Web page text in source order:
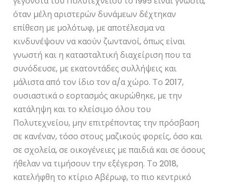
όταν μέλη αριστερών δυνάμεων δέχτηκαν
επίθεση με μολότωφ, με αποτέλεσμα να
κινδυνέψουν να καούν ζωντανοί, όπως είναι
γνωστή και η κατασταλτική διαχείριση που τα
συνόδευσε, με εκατοντάδες συλλήψεις και
μάλιστα από τον ίδιο τον α/α χώρο. Το 2017,
ουσιαστικά ο εορτασμός ακυρώθηκε, με την
κατάληψη και το κλείσιμο όλου του
Πολυτεχνείου, μην επιτρέποντας την πρόσβαση
σε κανέναν, τόσο στους μαζικούς φορείς, όσο και
σε σχολεία, σε οικογένειες με παιδιά και σε όσους
ήθελαν να τιμήσουν την εξέγερση. Το 2018,
κατελήφθη το κτίριο Αβέρωφ, το πιο κεντρικό